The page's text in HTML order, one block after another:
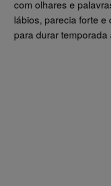
com olhares e
lábios, parecia forte e
para durar